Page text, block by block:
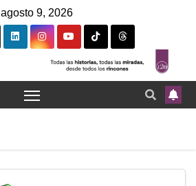
agosto 9, 2026